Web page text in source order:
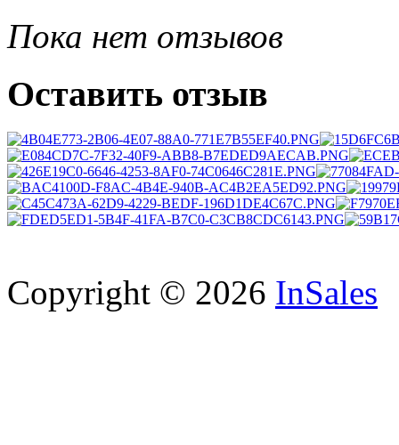
Пока нет отзывов
Оставить отзыв
Copyright © 2026 InSales